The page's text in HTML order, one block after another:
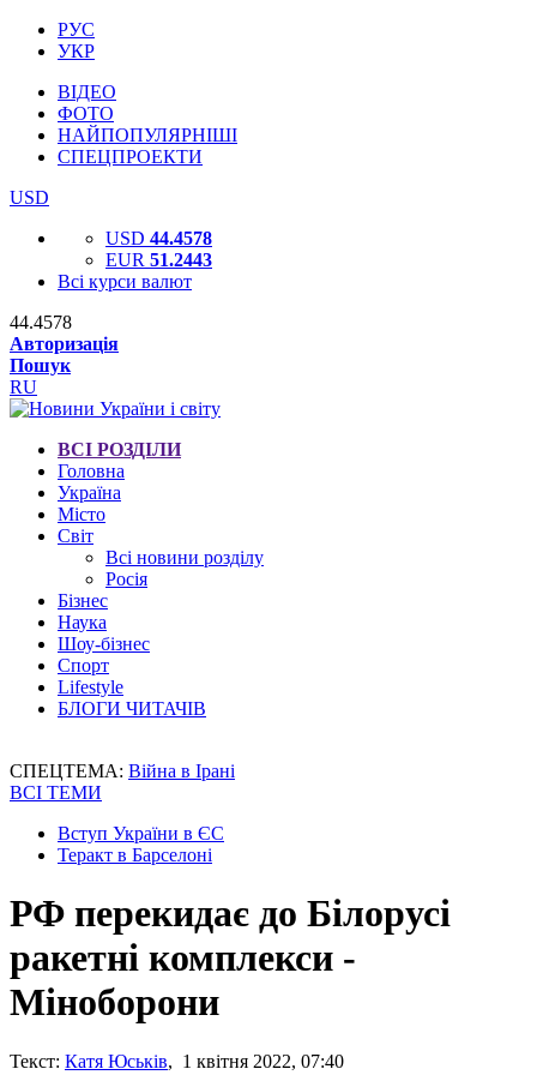
РУС
УКР
ВІДЕО
ФОТО
НАЙПОПУЛЯРНІШІ
СПЕЦПРОЕКТИ
USD
USD 44.4578
EUR 51.2443
Всі курси валют
44.4578
Авторизація
Пошук
RU
ВСІ РОЗДІЛИ
Головна
Україна
Місто
Світ
Всі новини розділу
Росія
Бізнес
Наука
Шоу-бізнес
Спорт
Lifestyle
БЛОГИ ЧИТАЧІВ
СПЕЦТЕМА: Війна в Ірані
ВСІ ТЕМИ
Вступ України в ЄС
Теракт в Барселоні
РФ перекидає до Білорусі
ракетні комплекси -
Міноборони
Текст: Катя Юськів, 1 квітня 2022, 07:40